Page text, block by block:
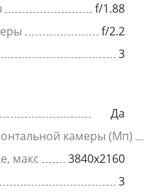
f/1.88
f/2.2
3
Да
камеры (Мп)
макс
3840x2160
3